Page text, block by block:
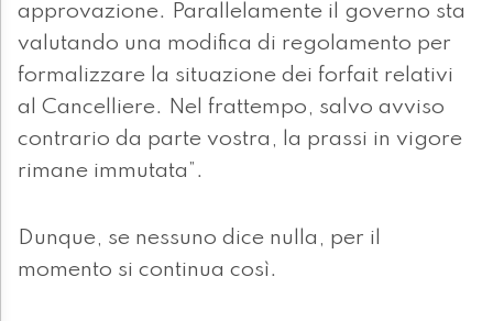
approvazione. Parallelamente il governo sta
valutando una modifica di regolamento per
formalizzare la situazione dei forfait relativi
al Cancelliere. Nel frattempo, salvo avviso
contrario da parte vostra, la prassi in vigore
rimane immutata”.
Dunque, se nessuno dice nulla, per il
momento si continua così.